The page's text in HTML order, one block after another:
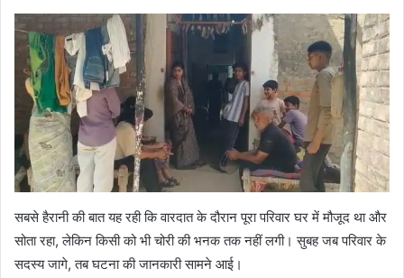
सबसे हैरानी की बात यह रही कि वारदात के दौरान पूरा परिवार घर में मौजूद था और
सोता रहा, लेकिन किसी को भी चोरी की भनक तक नहीं लगी। सुबह जब परिवार के
सदस्य जागे, तब घटना की जानकारी सामने आई।